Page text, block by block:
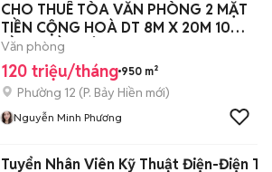
CHO THUÊ TÒA VĂN PHÒNG 2 MẶT
TIỀN CỘNG HOÀ DT 8M X 20M 10
TẦNG NỒI, TÂ
Văn phòng
120 triệu/tháng 950 m²
Phường 12 (P. Bảy Hiền mới)
Nguyễn Minh Phương
Tuyển Nhân Viên Kỹ Thuật Điện-Điện Tử